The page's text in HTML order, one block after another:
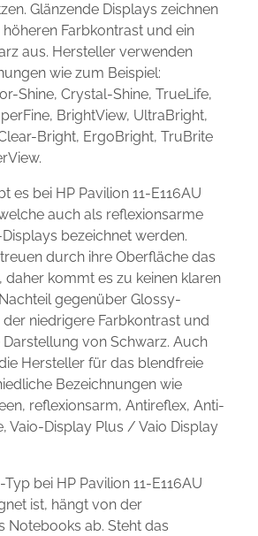
Glänzende Displays zeichnen
Farbkontrast und ein
aus. Hersteller verwenden
wie zum Beispiel:
Shine, Crystal-Shine, TrueLife,
BrightView, UltraBright,
Bright, ErgoBright, TruBrite
es bei HP Pavilion 11-E116AU
auch als reflexionsarme
bezeichnet werden.
durch ihre Oberfläche das
daher kommt es zu keinen klaren
gegenüber Glossy-
der niedrigere Farbkontrast und
von Schwarz. Auch
Hersteller für das blendfreie
Bezeichnungen wie
reflexionsarm, Antireflex, Anti-
Vaio-Display Plus / Vaio Display
bei HP Pavilion 11-E116AU
ist, hängt von der
Notebooks ab. Steht das